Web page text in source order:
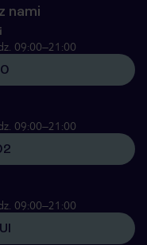
nami
09:00–21:00
09:00–21:00
09:00–21:00